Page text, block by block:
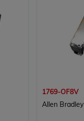
1769-OF8V
Allen Bradley